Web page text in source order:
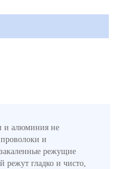
и алюминия не
и
режущие
гладко и чисто,